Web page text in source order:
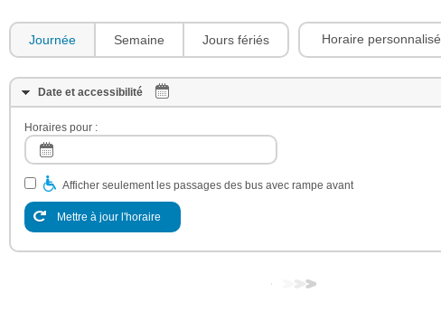
Journée Semaine Jours fériés Horaire personnalisé
Date et accessibilité
Horaires pour :
Afficher seulement les passages des bus avec rampe avant
Mettre à jour l'horaire